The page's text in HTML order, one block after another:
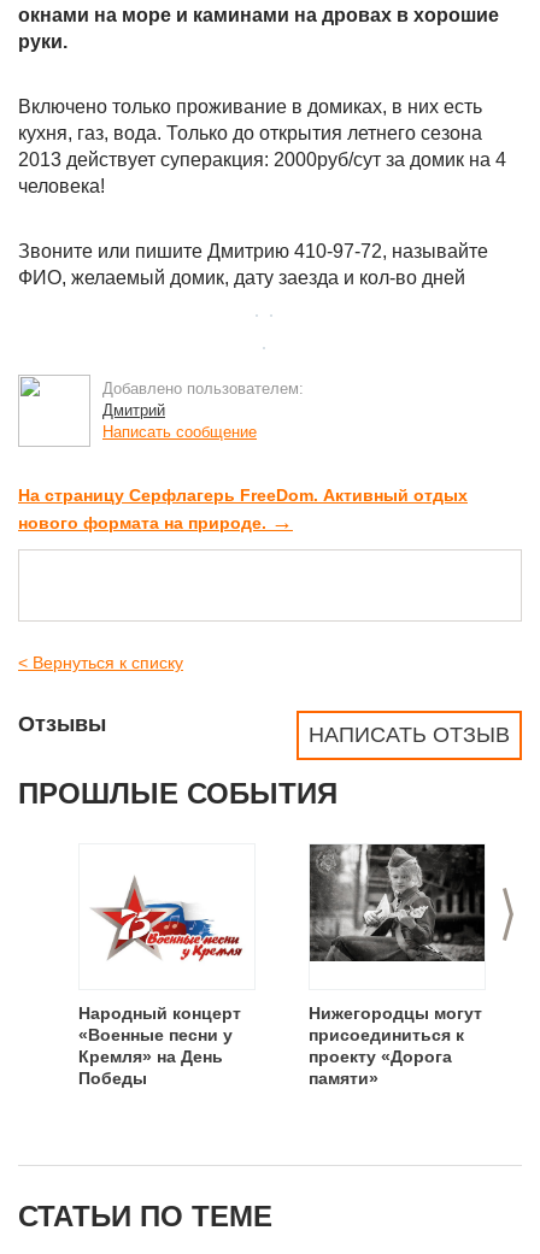
окнами на море и каминами на дровах в хорошие
руки.
Включено только проживание в домиках, в них есть
кухня, газ, вода. Только до открытия летнего сезона
2013 действует суперакция: 2000руб/сут за домик на 4
человека!
Звоните или пишите Дмитрию 410-97-72, называйте
ФИО, желаемый домик, дату заезда и кол-во дней
Добавлено пользователем:
Дмитрий
Написать сообщение
На страницу Cерфлагерь FreeDom. Активный отдых
нового формата на природе. →
< Вернуться к списку
НАПИСАТЬ ОТЗЫВ
Отзывы
ПРОШЛЫЕ СОБЫТИЯ
>
Народный концерт
«Военные песни у
Кремля» на День
Победы
Нижегородцы могут
присоединиться к
проекту «Дорога
памяти»
СТАТЬИ ПО ТЕМЕ